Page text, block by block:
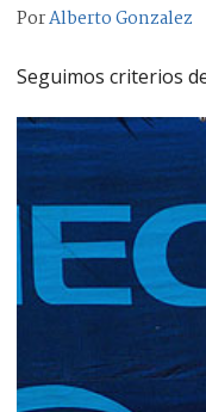
PorAlberto Gonzalez
Seguimos criterios